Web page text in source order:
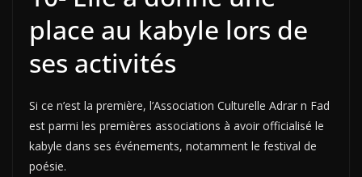
place au kabyle lors de
ses activités
Si ce n’est la première, l’Association Culturelle Adrar n Fad
est parmi les premières associations à avoir officialisé le
kabyle dans ses événements, notamment le festival de
poésie.